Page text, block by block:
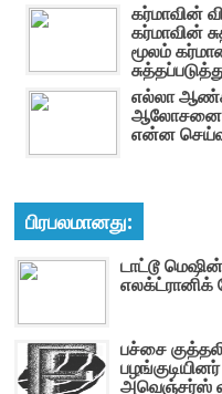
கர்மாவின்
கர்மாவின்
மூலம்
எல்லா
ஆலோசனை
என்ன
பிரபலமானது:
டாட்டூ
எலக்ட்ரானிக்
பச்சை
அவெஞ்சர்ஸ்